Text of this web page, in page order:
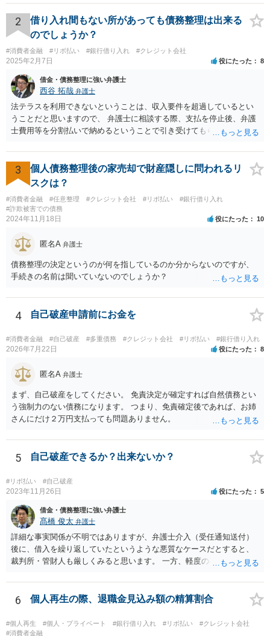
2
借り入れ間もない所があっても債務整理は出来る
のでしょうか？
#消費者金融 #リボ払い #銀行借り入れ #クレジット会社
2025年2月7日 役にたった 8
借金・債務整理に強い弁護士
西谷 拓哉 弁護士
法テラスを利用できないということは、収入要件を超過しているとい
うことだと思いますので、 弁護士に相談する際、支払を停止後、弁護
士費用等を分割払いで納めるということで引き受けてもらえないか確
は、負債が拡大するだけになるのでお勧めできませんが あとは、相談
者様のご判断になると思いますので、私からのアドバイスは一旦これ
で終わりとさせていただきます。
3
個人債務整理後の家売却で財産隠しに問われるリ
スクは？
#消費者金融 #任意整理 #クレジット会社 #リボ払い
#銀行借り入れ
#詐欺被害での債務
2024年11月18日 役にたった 10
匿名A 弁護士
債務整理の決定というのが何を指しているのか分からないのですが、
手続きの名前は聞いていないのでしょうか？
4 自己破産申請前にお金を
#消費者金融 #自己破産 #多重債務 #クレジット会社 #リボ払い #銀行借り入れ
2026年7月22日 役にたった 8
匿名A 弁護士
まず、自己破産をしてください。 免責決定が確定すれば自然債務とい
う強制力のない債務になります。 つまり、免責確定後であれば、お姉
さんにだけ２万円支払っても問題ありません。
5 自己破産できるか？出来ないか？
#リボ払い #自己破産
2023年11月26日 役にたった 5
借金・債務整理に強い弁護士
髙橋 俊太 弁護士
詳細な事実関係が不明ではありますが、弁護士介入（受任通知送付）
後に、借入を繰り返していたというような悪質なケースだとすると、
裁判所・管財人も厳しくみると思います。 一方、軽度の不注意による
財人に対して反省の姿勢を示せば、不許可という結果にはならないと
思われます。
6 個人再生の際、退職金見込み額の精算割合
#個人再生 #個人・プライベート #銀行借り入れ #リボ払い
#クレジット会社
#消費者金融